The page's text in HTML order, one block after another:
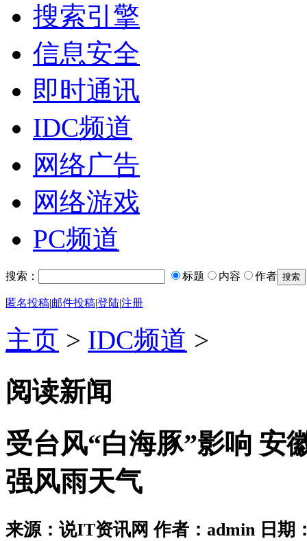
搜索引擎
信息安全
即时通讯
IDC频道
网络广告
网络游戏
PC频道
搜索： 标题 内容 作者
匿名投稿|邮件投稿|登陆|注册
主页 > IDC频道 >
阅读新闻
受台风“白海豚”影响 安
强风雨天气
来源：说IT资讯网 作者：admin 日期